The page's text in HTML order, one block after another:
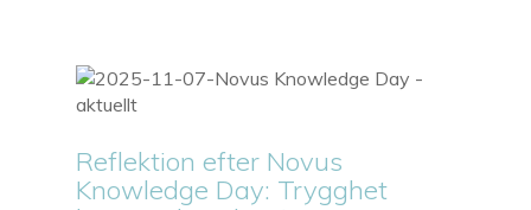
Reflektion efter Novus
Knowledge Day: Trygghet